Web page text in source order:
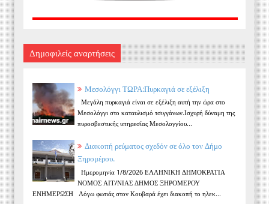
Δημοφιλείς αναρτήσεις
Μεσολόγγι ΤΩΡΑ:Πυρκαγιά σε εξέλιξη
Μεγάλη πυρκαγιά είναι σε εξέλιξη αυτή την ώρα στο
Μεσολόγγι στο καταυλισμό τσιγγάνων.Ισχυρή δύναμη της
πυροσβεστικής υπηρεσίας Μεσολογγίου...
Διακοπή ρεύματος σχεδόν σε όλο τον Δήμο
Ξηρομέρου.
Ημερομηνία 1/8/2026 ΕΛΛΗΝΙΚΗ ΔΗΜΟΚΡΑΤΙΑ
ΝΟΜΟΣ ΑΙΤ/ΝΙΑΣ ΔΗΜΟΣ ΞΗΡΟΜΕΡΟΥ
ΕΝΗΜΕΡΩΣΗ Λόγω φωτιάς στον Κουβαρά έχει διακοπή το ηλεκ...